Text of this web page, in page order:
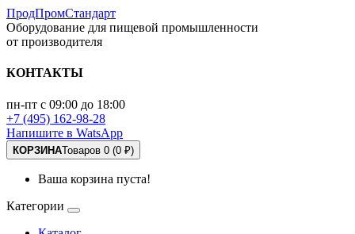
ПродПромСтандарт
Оборудование для пищевой промышленности
от производителя
КОНТАКТЫ
пн-пт с 09:00 до 18:00
+7 (495) 162-98-28
Напишите в WatsApp
КОРЗИНАТоваров 0 (0 ₽)
Ваша корзина пуста!
Категории